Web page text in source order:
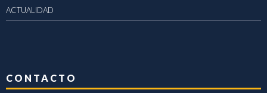
ACTUALIDAD
CONTACTO